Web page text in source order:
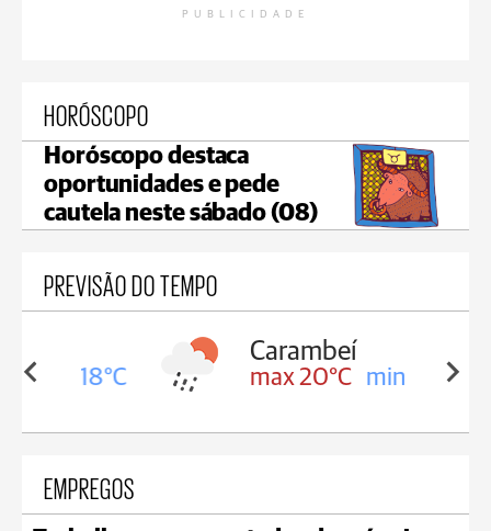
PUBLICIDADE
HORÓSCOPO
Horóscopo destaca
oportunidades e pede
cautela neste sábado (08)
PREVISÃO DO TEMPO
18°C
Carambeí
max 20°C min 18°C
EMPREGOS